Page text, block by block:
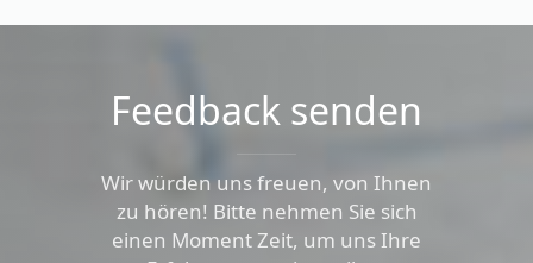
Feedback senden
Wir würden uns freuen, von Ihnen
zu hören! Bitte nehmen Sie sich
einen Moment Zeit, um uns Ihre